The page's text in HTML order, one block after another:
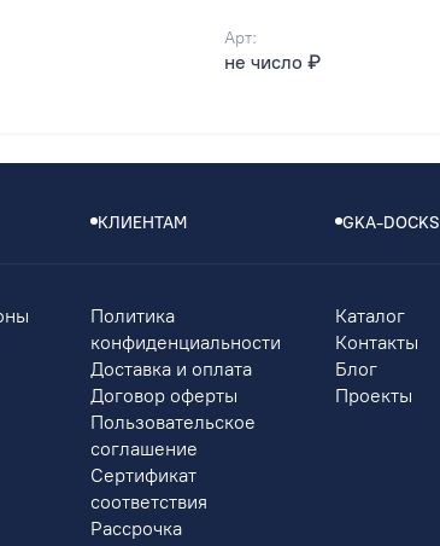
Арт:
не число ₽
КЛИЕНТАМ GKA-DOCKS
Политика
конфиденциальности
Доставка и оплата
Договор оферты
Пользовательское
соглашение
Сертификат
соответствия
Рассрочка
Каталог
Контакты
Блог
Проекты